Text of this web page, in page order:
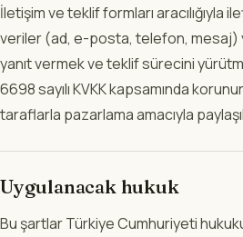
İletişim ve teklif formları aracılığıyla
veriler (ad, e-posta, telefon, mesaj)
yanıt vermek ve teklif sürecini
6698 sayılı KVKK kapsamında
taraflarla pazarlama amacıyla
Uygulanacak hukuk
Bu şartlar Türkiye Cumhuriyeti